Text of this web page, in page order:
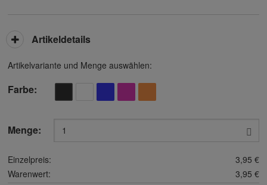
Artikelvariante und Menge auswählen:
Farbe
Menge:
Einzelpreis:
3,95 €
Warenwert:
3,95 €
Artikeldetails